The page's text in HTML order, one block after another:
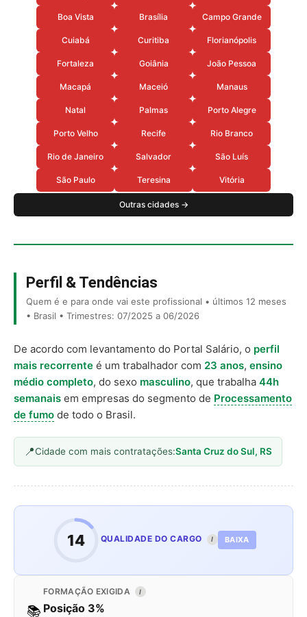
Boa Vista Brasília Campo Grande
Cuiabá Curitiba Florianópolis
Fortaleza Goiânia João Pessoa
Macapá Maceió Manaus
Natal Palmas Porto Alegre
Porto Velho Recife Rio Branco
Rio de Janeiro Salvador São Luís
São Paulo Teresina Vitória
Outras cidades →
Perfil & Tendências
Quem é e para onde vai este profissional • últimos 12 meses
• Brasil • Trimestres: 07/2025 a 06/2026
De acordo com levantamento do Portal Salário, o perfil
mais recorrente é um trabalhador com 23 anos, ensino
médio completo, do sexo masculino, que trabalha 44h
semanais em empresas do segmento de Processamento
de fumo de todo o Brasil.
Cidade com mais contratações:Santa Cruz do Sul, RS
14 QUALIDADE DO CARGO I BAIXA
📚
FORMAÇÃO EXIGIDA I
Posição 3%